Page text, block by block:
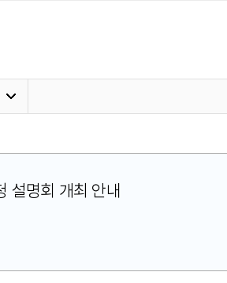
설명회 개최 안내